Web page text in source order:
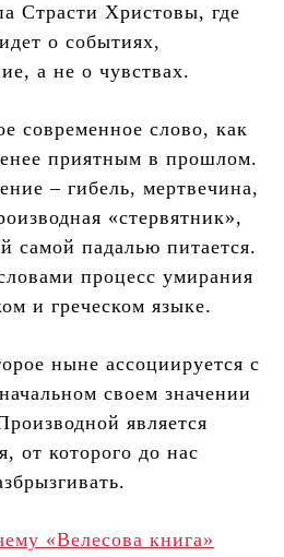
Страсти Христовы, где
о событиях,
а не о чувствах.
современное слово, как
приятным в прошлом.
– гибель, мертвечина,
«стервятник»,
самой падалью питается.
процесс умирания
и греческом языке.
ныне ассоциируется с
своем значении
является
от которого до нас
«Велесова книга»